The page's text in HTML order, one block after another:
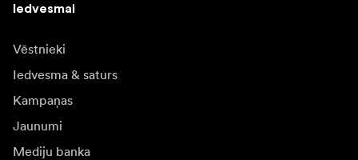
Iedvesmai
Vēstnieki
Iedvesma & saturs
Kampaņas
Jaunumi
Mediju banka